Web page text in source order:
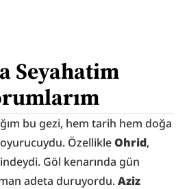
Seyahatim
bu gezi, hem tarih hem doğa
Özellikle Ohrid,
Göl kenarında gün
adeta duruyordu. Aziz